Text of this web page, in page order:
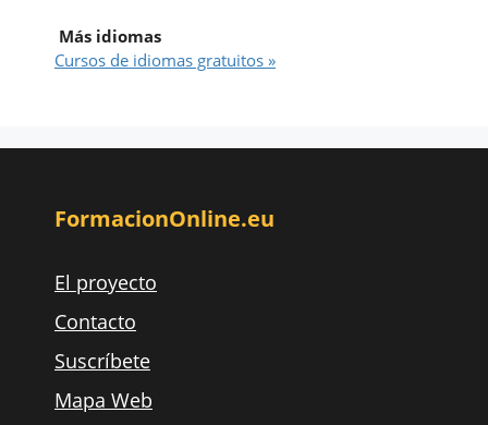
Más idiomas
Cursos de idiomas gratuitos »
FormacionOnline.eu
El proyecto
Contacto
Suscríbete
Mapa Web